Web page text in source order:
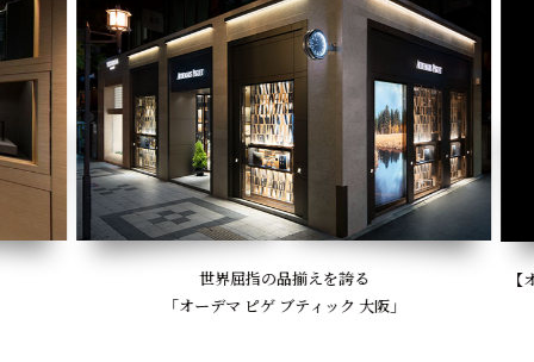
世界屈指の品揃えを誇る
「オーデマ ピゲ ブティック 大阪」
【